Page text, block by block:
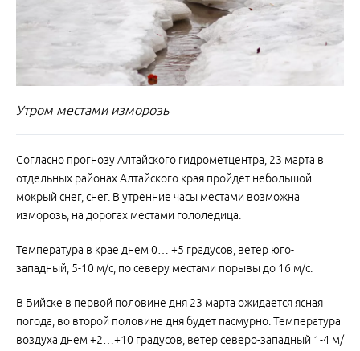
Утром местами изморозь
Согласно прогнозу Алтайского гидрометцентра, 23 марта в
отдельных районах Алтайского края пройдет небольшой
мокрый снег, снег. В утренние часы местами возможна
изморозь, на дорогах местами гололедица.
Температура в крае днем 0… +5 градусов, ветер юго-
западный, 5-10 м/с, по северу местами порывы до 16 м/с.
В Бийске в первой половине дня 23 марта ожидается ясная
погода, во второй половине дня будет пасмурно. Температура
воздуха днем +2…+10 градусов, ветер северо-западный 1-4 м/